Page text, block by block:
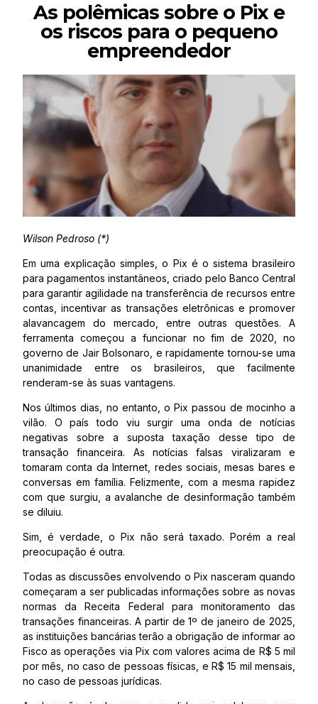
As polêmicas sobre o Pix e
os riscos para o pequeno
empreendedor
Wilson Pedroso (*)
Em uma explicação simples, o Pix é o sistema brasileiro
para pagamentos instantâneos, criado pelo Banco Central
para garantir agilidade na transferência de recursos entre
contas, incentivar as transações eletrônicas e promover
alavancagem do mercado, entre outras questões. A
ferramenta começou a funcionar no fim de 2020, no
governo de Jair Bolsonaro, e rapidamente tornou-se uma
unanimidade entre os brasileiros, que facilmente
renderam-se às suas vantagens.
Nos últimos dias, no entanto, o Pix passou de mocinho a
vilão. O país todo viu surgir uma onda de notícias
negativas sobre a suposta taxação desse tipo de
transação financeira. As notícias falsas viralizaram e
tomaram conta da Internet, redes sociais, mesas bares e
conversas em família. Felizmente, com a mesma rapidez
com que surgiu, a avalanche de desinformação também
se diluiu.
Sim, é verdade, o Pix não será taxado. Porém a real
preocupação é outra.
Todas as discussões envolvendo o Pix nasceram quando
começaram a ser publicadas informações sobre as novas
normas da Receita Federal para monitoramento das
transações financeiras. A partir de 1º de janeiro de 2025,
as instituições bancárias terão a obrigação de informar ao
Fisco as operações via Pix com valores acima de R$ 5 mil
por mês, no caso de pessoas físicas, e R$ 15 mil mensais,
no caso de pessoas jurídicas.